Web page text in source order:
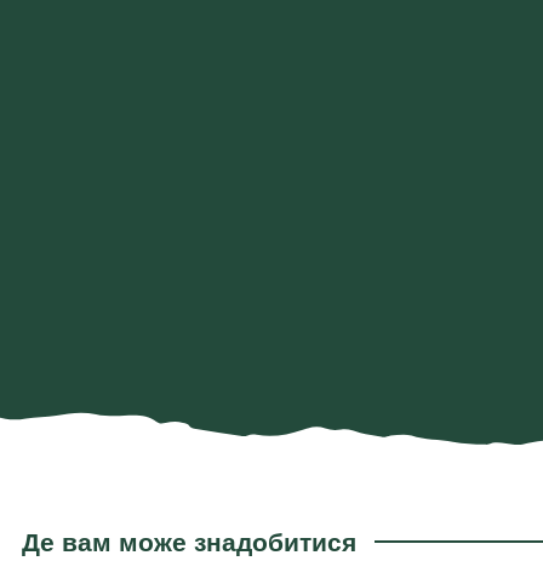
Де вам може знадобитися